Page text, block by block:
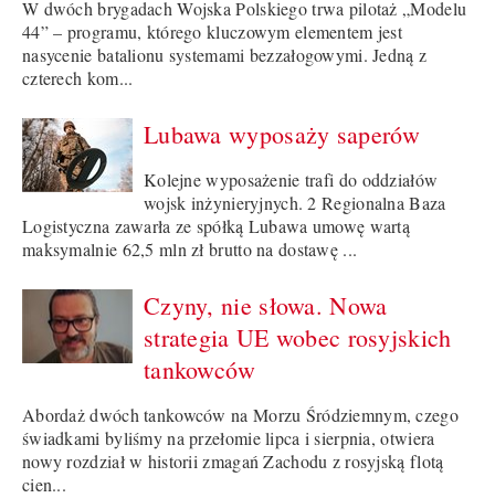
W dwóch brygadach Wojska Polskiego trwa pilotaż „Modelu
44” – programu, którego kluczowym elementem jest
nasycenie batalionu systemami bezzałogowymi. Jedną z
czterech kom...
Lubawa wyposaży saperów
Kolejne wyposażenie trafi do oddziałów
wojsk inżynieryjnych. 2 Regionalna Baza
Logistyczna zawarła ze spółką Lubawa umowę wartą
maksymalnie 62,5 mln zł brutto na dostawę ...
Czyny, nie słowa. Nowa
strategia UE wobec rosyjskich
tankowców
Abordaż dwóch tankowców na Morzu Śródziemnym, czego
świadkami byliśmy na przełomie lipca i sierpnia, otwiera
nowy rozdział w historii zmagań Zachodu z rosyjską flotą
cien...